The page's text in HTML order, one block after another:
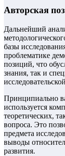
Авторская
Дальнейший
базы
проблематике
позиций, что
знания, так и
Принципиально
используется
теоретических,
вопроса. Это
предмета
выводы
развития.